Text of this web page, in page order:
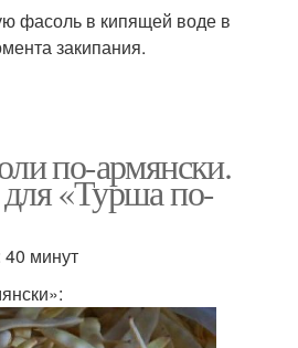
фасоль в кипящей воде в
закипания.
по-армянски.
«Турша по-
минут